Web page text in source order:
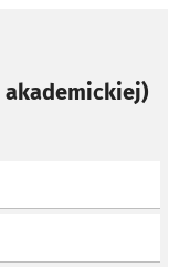
akademickiej)